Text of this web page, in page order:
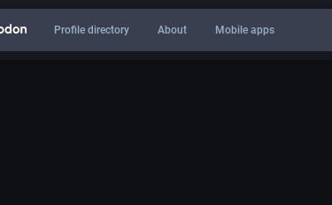
Profile directory About Mobile apps